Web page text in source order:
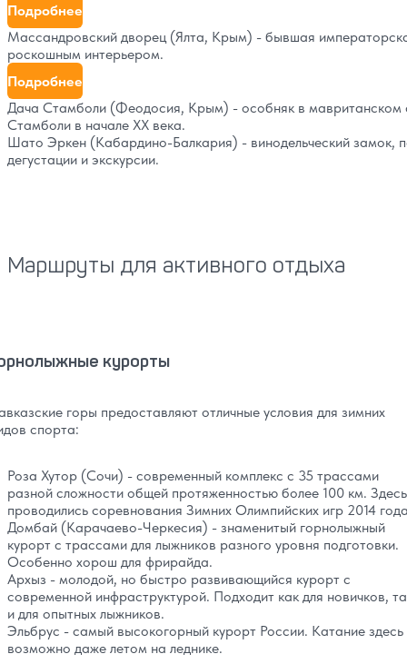
Подробнее
Массандровский дворец (Ялта, Крым) - бывшая
роскошным интерьером.
Подробнее
Дача Стамболи (Феодосия, Крым) - особняк в
Стамболи в начале XX века.
Шато Эркен (Кабардино-Балкария) - винодельческий замок,
дегустации и экскурсии.
Маршруты для активного отдыха
курорты
горы предоставляют отличные условия для зимних
спорта:
Роза Хутор (Сочи) - современный комплекс с 35 трассами
разной сложности общей протяженностью более 100 км. Здесь
проводились соревнования Зимних Олимпийских игр 2014
Домбай (Карачаево-Черкесия) - знаменитый горнолыжный
курорт с трассами для лыжников разного уровня подготовки.
Особенно хорош для фрирайда.
Архыз - молодой, но быстро развивающийся курорт с
современной инфраструктурой. Подходит как для новичков,
и для опытных лыжников.
Эльбрус - самый высокогорный курорт России. Катание здесь
возможно даже летом на леднике.